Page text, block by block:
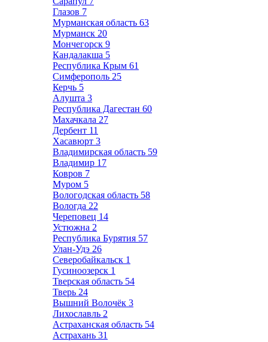
Глазов 7
Мурманская область 63
Мурманск 20
Мончегорск 9
Кандалакша 5
Республика Крым 61
Симферополь 25
Керчь 5
Алушта 3
Республика Дагестан 60
Махачкала 27
Дербент 11
Хасавюрт 3
Владимирская область 59
Владимир 17
Ковров 7
Муром 5
Вологодская область 58
Вологда 22
Череповец 14
Устюжна 2
Республика Бурятия 57
Улан-Удэ 26
Северобайкальск 1
Гусиноозерск 1
Тверская область 54
Тверь 24
Вышний Волочёк 3
Лихославль 2
Астраханская область 54
Астрахань 31